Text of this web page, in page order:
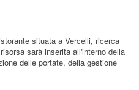
situata a Vercelli, ricerca
sarà inserita all'interno della
delle portate, della gestione